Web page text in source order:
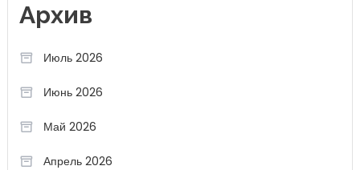
Архив
Июль 2026
Июнь 2026
Май 2026
Апрель 2026